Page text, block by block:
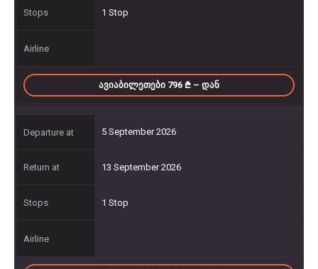
1 Stop
ᲐᲕᲘᲐᲑᲘᲚᲔᲗᲔᲑᲘ 796 – ᲓᲐᲜ
5 September 2026
13 September 2026
1 Stop